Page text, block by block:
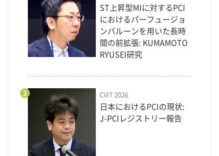
ST上昇型MIに対するPCI
におけるパーフュージョ
ンバルーンを用いた長時
間の前拡張: KUMAMOTO
RYUSEI研究
2 CVIT 2026
日本におけるPCIの現状:
J-PCIレジストリー報告